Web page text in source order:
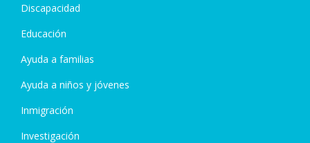
Discapacidad
Educación
Ayuda a familias
Ayuda a niños y jóvenes
Inmigración
Investigación